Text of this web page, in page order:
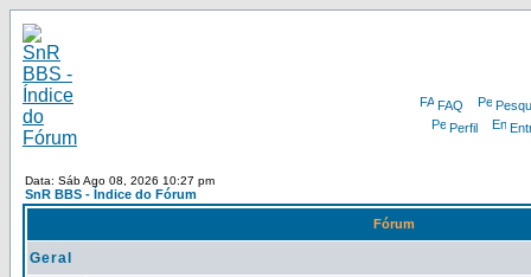
FAQ
Perfil
Data: Sáb Ago 08, 2026 10:27 pm
SnR BBS - Índice do Fórum
Fórum
Geral